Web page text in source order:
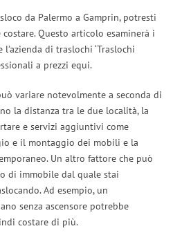
da Palermo a Gamprin, potresti
Questo articolo esaminerà i
di traslochi ‘Traslochi
a prezzi equi.
variare notevolmente a seconda di
la distanza tra le due località, la
e servizi aggiuntivi come
e il montaggio dei mobili e la
Un altro fattore che può
di immobile dal quale stai
Ad esempio, un
senza ascensore potrebbe
costare di più.